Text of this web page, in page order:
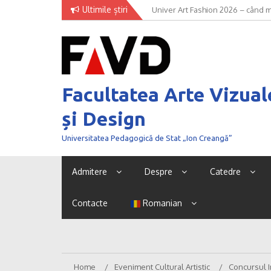
Ultimile știri
Univer Art Fashion 2026 – când
curaj de a fi văzut
Facultatea Arte
și Design
Universitatea Pedagogică de Stat „Ion Creangă”
Admitere Despre Catedre
Contacte Romanian
Home Eveniment Cultural Artistic Concursul